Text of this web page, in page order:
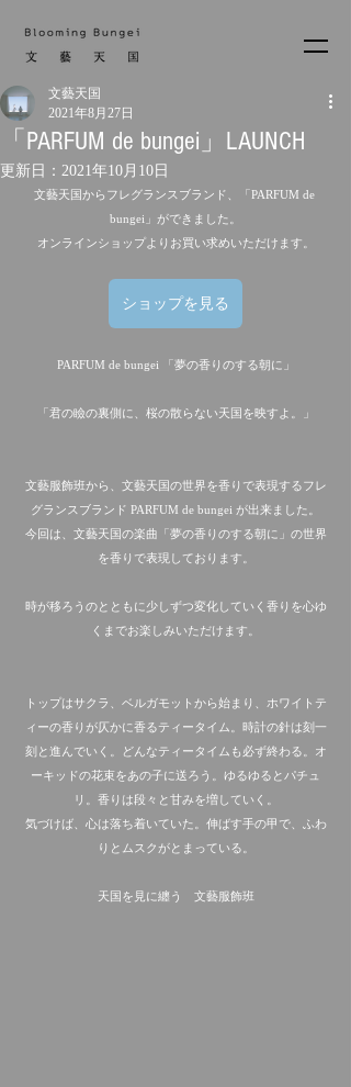
「PARFUM de bungei」LAUNCH
文藝天国
2021年8月27日
更新日： 2021年10月10日
文藝天国からフレグランスブランド、「PARFUM de
bungei」ができました。
オンラインショップよりお買い求めいただけます。
ショップを見る
PARFUM de bungei 「夢の香りのする朝に」
「君の瞼の裏側に、桜の散らない天国を映すよ。」
文藝服飾班から、文藝天国の世界を香りで表現するフレ
グランスブランド PARFUM de bungei が出来ました。
今回は、文藝天国の楽曲「夢の香りのする朝に」の世界
を香りで表現しております。
時が移ろうのとともに少しずつ変化していく香りを心ゆ
くまでお楽しみいただけます。
トップはサクラ、ベルガモットから始まり、ホワイトテ
ィーの香りが仄かに香るティータイム。時計の針は刻一
刻と進んでいく。どんなティータイムも必ず終わる。オ
ーキッドの花束をあの子に送ろう。ゆるゆるとパチュ
リ。香りは段々と甘みを増していく。
気づけば、心は落ち着いていた。伸ばす手の甲で、ふわ
りとムスクがとまっている。
天国を見に纏う　文藝服飾班